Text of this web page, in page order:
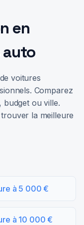
en
auto
voitures
Comparez
budget ou ville.
la meilleure
à 5 000 €
à 10 000 €